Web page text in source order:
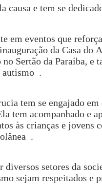
causa e tem se
em eventos que
da Casa do
Sertão da Paraíba, e
autismo .
tem se engajado
tem acompanhado e
às crianças e jovens
.
diversos setores da
sejam respeitados e